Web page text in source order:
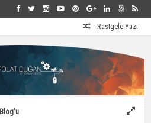
Rastgele Yazı
Blog'u